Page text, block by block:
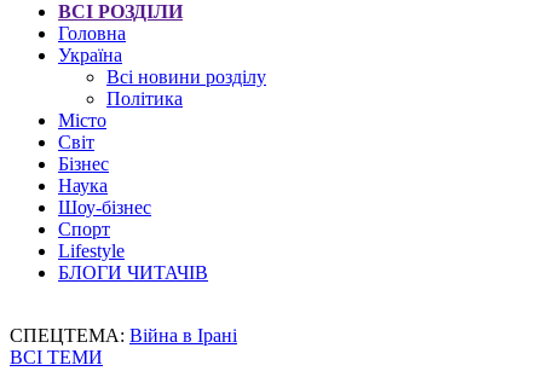
ВСІ РОЗДІЛИ
Головна
Україна
Всі новини розділу
Політика
Місто
Світ
Бізнес
Наука
Шоу-бізнес
Спорт
Lifestyle
БЛОГИ ЧИТАЧІВ
СПЕЦТЕМА: Війна в Ірані
ВСІ ТЕМИ